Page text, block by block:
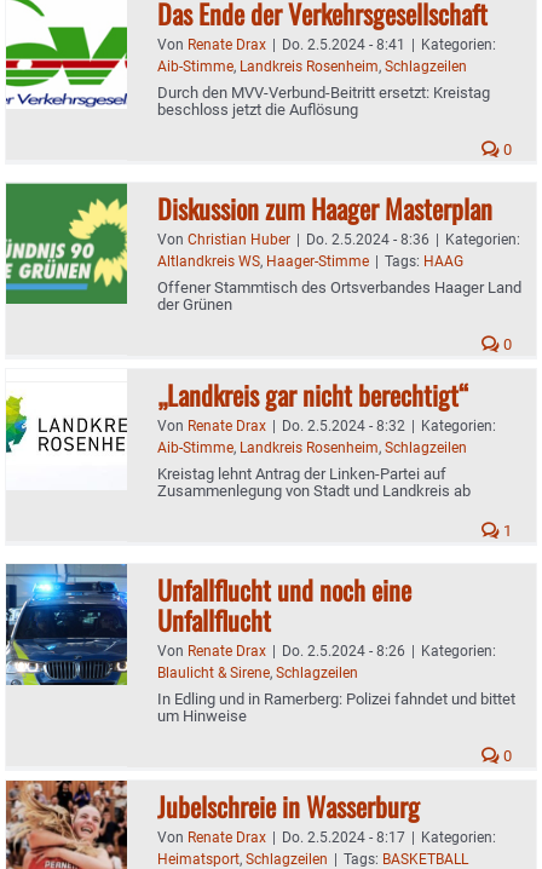
Das Ende der Verkehrsgesellschaft
Von Renate Drax | Do. 2.5.2024 - 8:41 | Kategorien:
Aib-Stimme, Landkreis Rosenheim, Schlagzeilen
Durch den MVV-Verbund-Beitritt ersetzt: Kreistag
beschloss jetzt die Auflösung
0
Diskussion zum Haager Masterplan
Von Christian Huber | Do. 2.5.2024 - 8:36 | Kategorien:
Altlandkreis WS, Haager-Stimme | Tags: HAAG
Offener Stammtisch des Ortsverbandes Haager Land
der Grünen
0
„Landkreis gar nicht berechtigt“
Von Renate Drax | Do. 2.5.2024 - 8:32 | Kategorien:
Aib-Stimme, Landkreis Rosenheim, Schlagzeilen
Kreistag lehnt Antrag der Linken-Partei auf
Zusammenlegung von Stadt und Landkreis ab
1
Unfallflucht und noch eine
Unfallflucht
Von Renate Drax | Do. 2.5.2024 - 8:26 | Kategorien:
Blaulicht & Sirene, Schlagzeilen
In Edling und in Ramerberg: Polizei fahndet und bittet
um Hinweise
0
Jubelschreie in Wasserburg
Von Renate Drax | Do. 2.5.2024 - 8:17 | Kategorien:
Heimatsport, Schlagzeilen | Tags: BASKETBALL